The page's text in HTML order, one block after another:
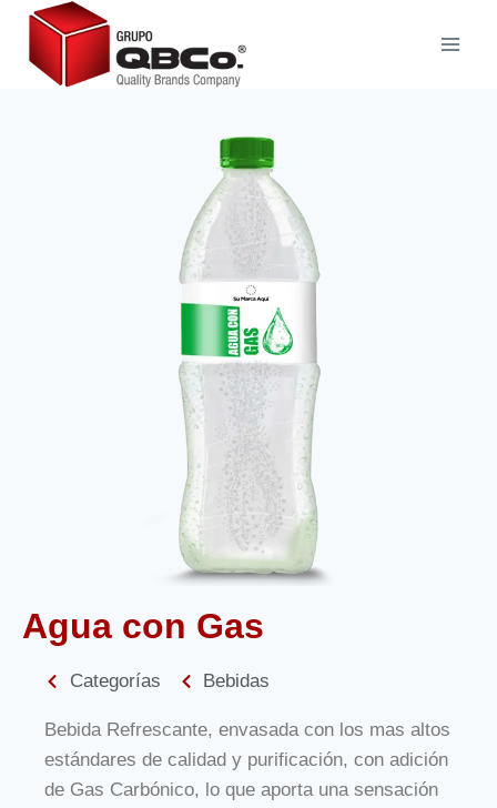
Agua con Gas
Categorías Bebidas
Bebida Refrescante, envasada con los mas altos
estándares de calidad y purificación, con adición
de Gas Carbónico, lo que aporta una sensación